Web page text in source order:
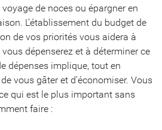
de noces ou épargner en
L’établissement du budget de
de vos priorités vous aidera à
dépenserez et à déterminer ce
dépenses implique, tout en
vous gâter et d’économiser. Vous
qui est le plus important sans
faire :